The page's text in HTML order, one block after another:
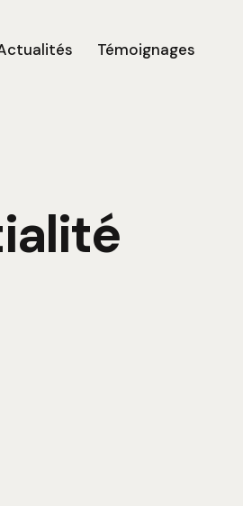
Témoignages